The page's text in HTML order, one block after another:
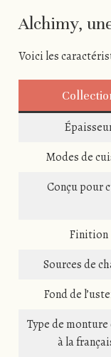
Alchimy,
Voici les
Modes de
Conçu pour
Finition
Sources de
Fond de
Type de
à la